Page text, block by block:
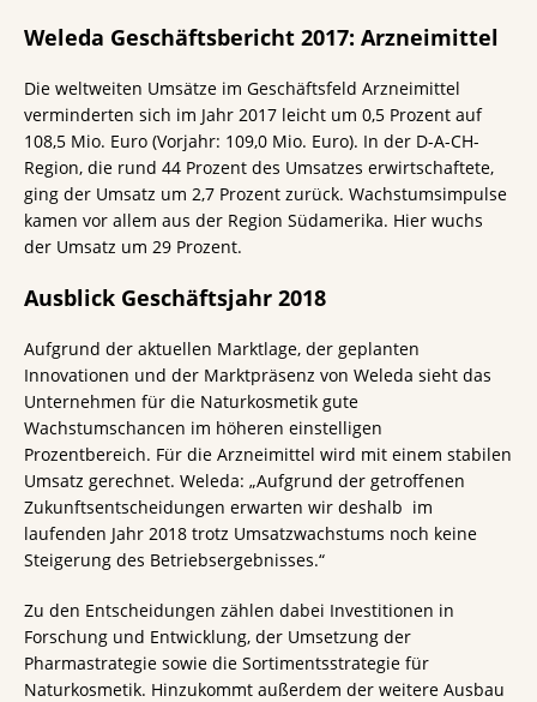
Weleda Geschäftsbericht 2017: Arzneimittel
Die weltweiten Umsätze im Geschäftsfeld Arzneimittel
verminderten sich im Jahr 2017 leicht um 0,5 Prozent auf
108,5 Mio. Euro (Vorjahr: 109,0 Mio. Euro). In der D-A-CH-
Region, die rund 44 Prozent des Umsatzes erwirtschaftete,
ging der Umsatz um 2,7 Prozent zurück. Wachstumsimpulse
kamen vor allem aus der Region Südamerika. Hier wuchs
der Umsatz um 29 Prozent.
Ausblick Geschäftsjahr 2018
Aufgrund der aktuellen Marktlage, der geplanten
Innovationen und der Marktpräsenz von Weleda sieht das
Unternehmen für die Naturkosmetik gute
Wachstumschancen im höheren einstelligen
Prozentbereich. Für die Arzneimittel wird mit einem stabilen
Umsatz gerechnet. Weleda: „Aufgrund der getroffenen
Zukunftsentscheidungen erwarten wir deshalb im
laufenden Jahr 2018 trotz Umsatzwachstums noch keine
Steigerung des Betriebsergebnisses.“
Zu den Entscheidungen zählen dabei Investitionen in
Forschung und Entwicklung, der Umsetzung der
Pharmastrategie sowie die Sortimentsstrategie für
Naturkosmetik. Hinzukommt außerdem der weitere Ausbau